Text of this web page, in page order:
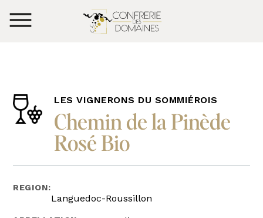
LES VIGNERONS DU SOMMIÉROIS
Chemin de la Pinède
Rosé Bio
REGION:
Languedoc-Roussillon